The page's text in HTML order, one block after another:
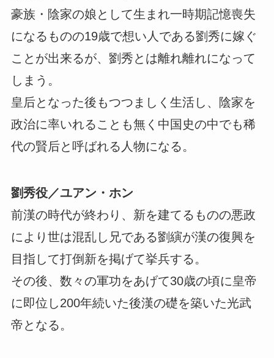
豪族・陰家の娘として生まれ一時期記憶喪失
になるものの19歳で想い人である劉秀に嫁ぐ
ことが出来るが、劉秀とは離れ離れになって
しまう。
皇后となった後もつつましく生活し、陰家を
政治に率いれることも無く中国史の中でも稀
代の賢后と呼ばれる人物になる。
劉秀役／ユアン・ホン
前漢の時代が終わり、新を建てるものの悪政
により世は混乱し兄である劉縯が漢の復興を
目指して打倒新を掲げて挙兵する。
その後、数々の軍功をあげて30歳の頃に皇帝
に即位し200年続いた後漢の礎を築いた光武
帝となる。